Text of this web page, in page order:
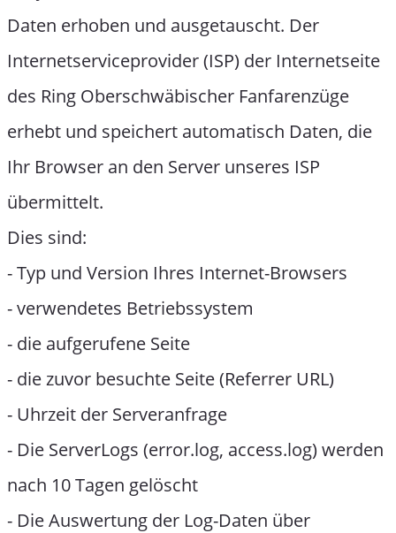
Daten erhoben und ausgetauscht. Der
Internetserviceprovider (ISP) der Internetseite
des Ring Oberschwäbischer Fanfarenzüge
erhebt und speichert automatisch Daten, die
Ihr Browser an den Server unseres ISP
übermittelt.
Dies sind:
- Typ und Version Ihres Internet-Browsers
- verwendetes Betriebssystem
- die aufgerufene Seite
- die zuvor besuchte Seite (Referrer URL)
- Uhrzeit der Serveranfrage
- Die ServerLogs (error.log, access.log) werden
nach 10 Tagen gelöscht
- Die Auswertung der Log-Daten über